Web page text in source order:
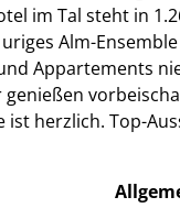
im Tal steht in
Alm-
Appartements
genießen
ist herzlich. Top-